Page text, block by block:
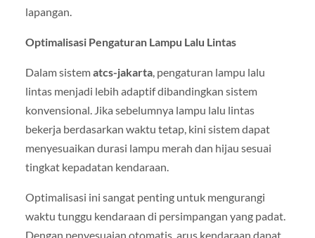
lapangan.
Optimalisasi Pengaturan Lampu Lalu Lintas
Dalam sistematcs-jakarta, pengaturan lampu lalu
lintas menjadi lebih adaptif dibandingkan sistem
konvensional. Jika sebelumnya lampu lalu lintas
bekerja berdasarkan waktu tetap, kini sistem dapat
menyesuaikan durasi lampu merah dan hijau sesuai
tingkat kepadatan kendaraan.
Optimalisasi ini sangat penting untuk mengurangi
waktu tunggu kendaraan di persimpangan yang padat.
Dengan penyesuaian otomatis, arus kendaraan dapat